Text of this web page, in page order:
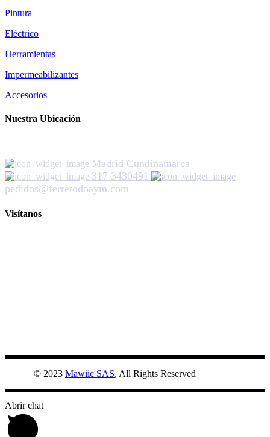
Pintura
Eléctrico
Herramientas
Impermeabilizantes
Accesorios
Nuestra Ubicación
Madrid Cundinamarca
317 3430491
pedidos@ferretodoaym.com
Visítanos
© 2023 Mawiic SAS, All Rights Reserved
Abrir chat